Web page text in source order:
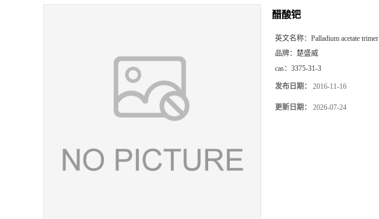
醋酸钯
英文名称： Palladium acetate trimer
品牌： 楚盛威
cas： 3375-31-3
发布日期： 2016-11-16
更新日期： 2026-07-24